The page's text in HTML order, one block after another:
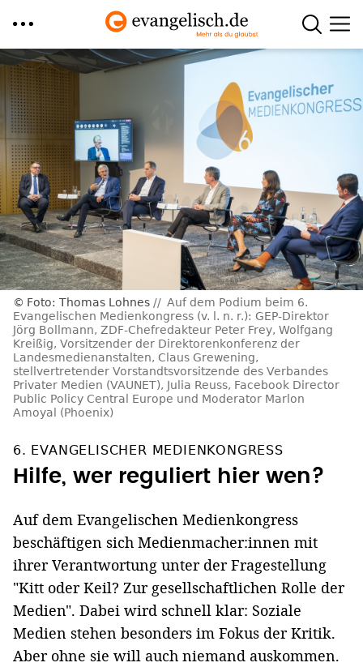
Direkt
zum
Inhalt
Foto: Thomas Lohnes
Auf dem Podium beim 6.
Evangelischen Medienkongress (v. l. n. r.): GEP-Direktor
Jörg Bollmann, ZDF-Chefredakteur Peter Frey, Wolfgang
Kreißig, Vorsitzender der Direktorenkonferenz der
Landesmedienanstalten, Claus Grewening,
stellvertretender Vorstandtsvorsitzende des Verbandes
Privater Medien (VAUNET), Julia Reuss, Facebook Director
Public Policy Central Europe und Moderator Marlon
Amoyal (Phoenix)
6. EVANGELISCHER MEDIENKONGRESS
Hilfe, wer reguliert hier wen?
Auf dem Evangelischen Medienkongress
beschäftigen sich Medienmacher:innen mit
ihrer Verantwortung unter der Fragestellung
"Kitt oder Keil? Zur gesellschaftlichen Rolle der
Medien". Dabei wird schnell klar: Soziale
Medien stehen besonders im Fokus der Kritik.
Aber ohne sie will auch niemand auskommen.